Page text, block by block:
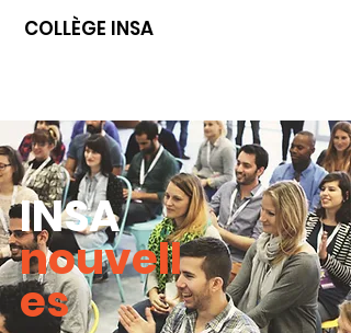
COLLÈGE INSA
INSA
nouvell
es